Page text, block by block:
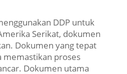
DDP untuk
Serikat, dokumen
Dokumen yang tepat
memastikan proses
Dokumen utama